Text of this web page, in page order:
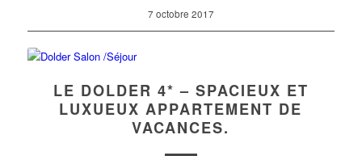
7 octobre 2017
LE DOLDER 4* – SPACIEUX ET
LUXUEUX APPARTEMENT DE
VACANCES.